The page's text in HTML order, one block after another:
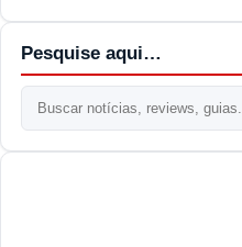
Pesquise aqui…